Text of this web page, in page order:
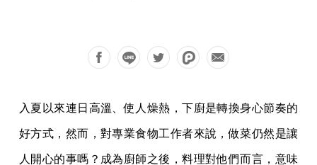
入夏以來連日高溫、使人燥熱，下廚是轉換身心節奏的
好方式，然而，對專業食物工作者來說，做菜仍然是讓
人開心的事嗎？成為廚師之後，料理對他們而言，意味